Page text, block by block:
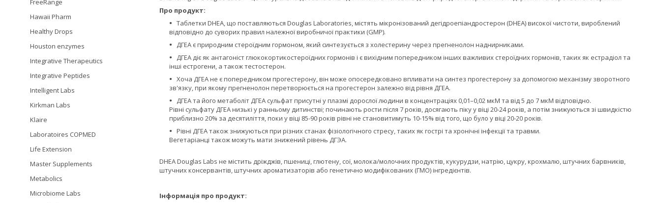
Про продукт:
Таблетки DHEA, що поставляються Douglas Laboratories, містять мікронізований дегідроепіандростерон (DHEA) високої чистоти, вироблений
відповідно до суворих правил належної виробничої практики (GMP).
ДГЕА є природним стероїдним гормоном, який синтезується з холестерину через прегненолон наднирниками.
ДГЕА діє як антагоніст глюкокортикостероїдних гормонів і є вихідним попередником інших важливих стероїдних гормонів, таких як естрадіол та
інші естрогени, а також тестостерон.
Хоча ДГЕА не є попередником прогестерону, він може опосередковано впливати на синтез прогестерону за допомогою механізму зворотного
зв'язку, при якому прегненолон перетворюється на прогестерон залежно від рівня ДГЕА.
ДГЕА та його метаболіт ДГЕА сульфат присутні у плазмі дорослої людини в концентраціях 0,01–0,02 мкМ та від 5 до 7 мкМ відповідно.
Рівні сульфату ДГЕА низькі у ранньому дитинстві; починають рости після 7 років, досягають піку у віці 20-24 років, а потім знижуються зі швидкістю
приблизно 20% за десятиліття, поки у віці 85-90 років рівні не становитимуть 10-15% від того, що було у віці 20-20 років.
Рівні ДГЕА також знижуються при різних станах фізіологічного стресу, таких як гострі та хронічні інфекції та травми.
Вегетаріанці також можуть мати знижений рівень ДГЭА.
DHEA Douglas Labs не містить дріжджів, пшениці, глютену, сої, молока/молочних продуктів, кукурудзи, натрію, цукру, крохмалю, штучних барвників,
штучних консервантів, штучних ароматизаторів або генетично модифікованих (ГМО) інгредієнтів.
Інформація про продукт:
FreeRange
Hawaii Pharm
Healthy Drops
Houston enzymes
Integrative Therapeutics
Integrative Peptides
Intelligent Labs
Kirkman Labs
Klaire
Laboratoires COPMED
Life Extension
Master Supplements
Metabolics
Microbiome Labs